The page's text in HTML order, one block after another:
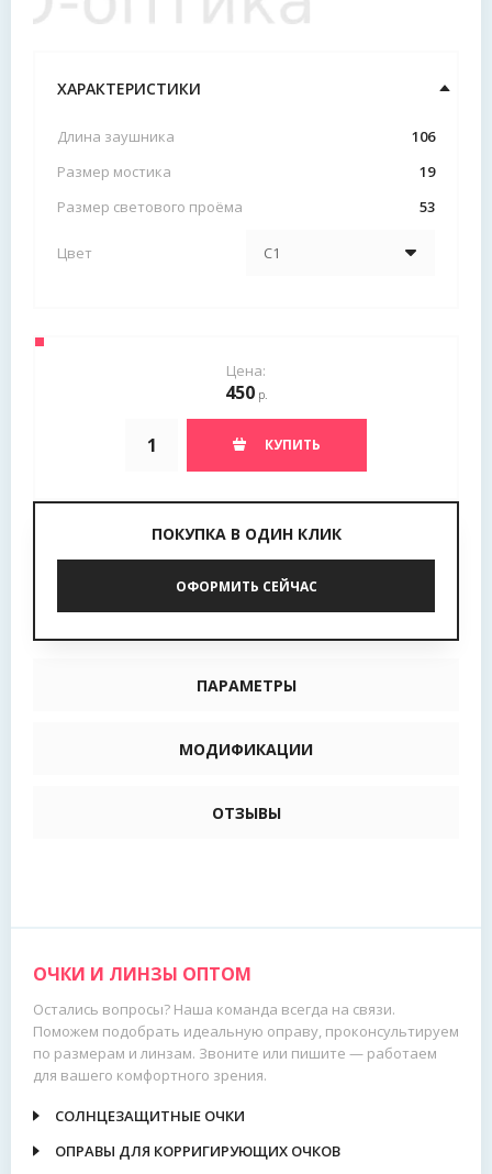
Длина заушника
106
Размер мостика
19
Размер светового проёма
53
Цвет
ХАРАКТЕРИСТИКИ
Цена:
450 р.
КУПИТЬ
ПОКУПКА В ОДИН КЛИК
ОФОРМИТЬ СЕЙЧАС
ПАРАМЕТРЫ
МОДИФИКАЦИИ
ОТЗЫВЫ
ОЧКИ И ЛИНЗЫ ОПТОМ
Остались вопросы? Наша команда всегда на связи.
Поможем подобрать идеальную оправу, проконсультируем
по размерам и линзам. Звоните или пишите — работаем
для вашего комфортного зрения.
СОЛНЦЕЗАЩИТНЫЕ ОЧКИ
ОПРАВЫ ДЛЯ КОРРИГИРУЮЩИХ ОЧКОВ